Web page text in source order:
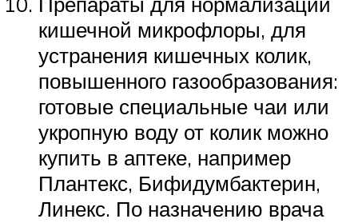
кишечной микрофлоры, для
устранения кишечных колик,
повышенного газообразования:
готовые специальные чаи или
укропную воду от колик можно
купить в аптеке, например
Плантекс, Бифидумбактерин,
Линекс. По назначению врача